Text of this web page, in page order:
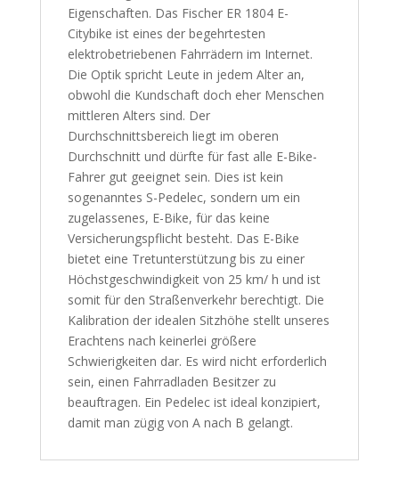
Eigenschaften. Das Fischer ER 1804 E-
Citybike ist eines der begehrtesten
elektrobetriebenen Fahrrädern im Internet.
Die Optik spricht Leute in jedem Alter an,
obwohl die Kundschaft doch eher Menschen
mittleren Alters sind. Der
Durchschnittsbereich liegt im oberen
Durchschnitt und dürfte für fast alle E-Bike-
Fahrer gut geeignet sein. Dies ist kein
sogenanntes S-Pedelec, sondern um ein
zugelassenes, E-Bike, für das keine
Versicherungspflicht besteht. Das E-Bike
bietet eine Tretunterstützung bis zu einer
Höchstgeschwindigkeit von 25 km/ h und ist
somit für den Straßenverkehr berechtigt. Die
Kalibration der idealen Sitzhöhe stellt unseres
Erachtens nach keinerlei größere
Schwierigkeiten dar. Es wird nicht erforderlich
sein, einen Fahrradladen Besitzer zu
beauftragen. Ein Pedelec ist ideal konzipiert,
damit man zügig von A nach B gelangt.